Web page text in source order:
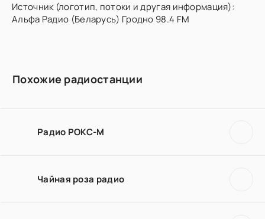
Источник (логотип, потоки и другая информация):
Альфа Радио (Беларусь) Гродно 98.4 FM
Похожие радиостанции
Радио РОКС-М
Чайная роза радио